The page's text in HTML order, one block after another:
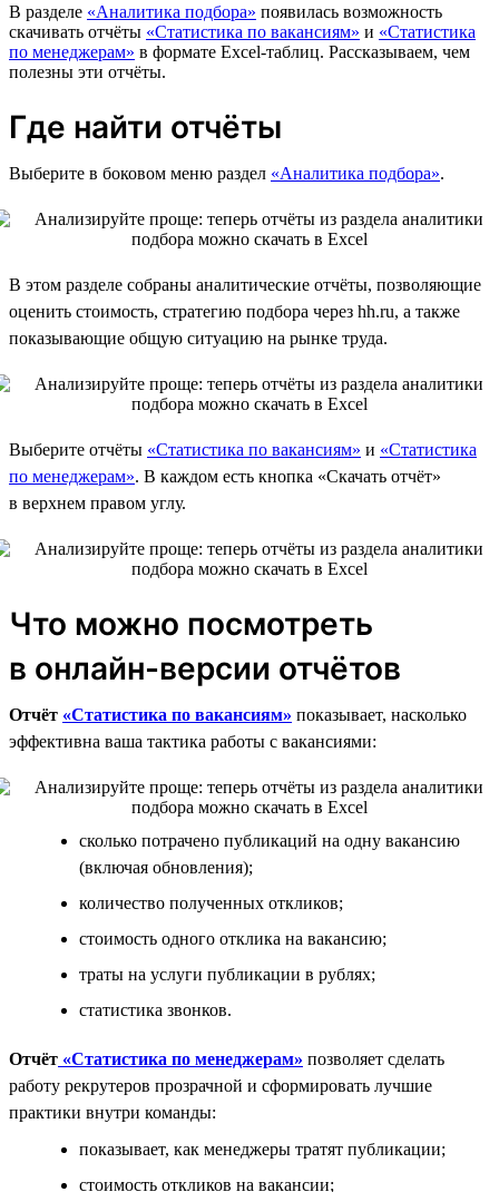
В разделе «Аналитика подбора» появилась возможность
скачивать отчёты «Статистика по вакансиям» и «Статистика
по менеджерам» в формате Excel-таблиц. Рассказываем, чем
полезны эти отчёты.
Где найти отчёты
Выберите в боковом меню раздел «Аналитика подбора».
В этом разделе собраны аналитические отчёты, позволяющие
оценить стоимость, стратегию подбора через hh.ru, а также
показывающие общую ситуацию на рынке труда.
Выберите отчёты «Статистика по вакансиям» и «Статистика
по менеджерам». В каждом есть кнопка «Скачать отчёт»
в верхнем правом углу.
Что можно посмотреть
в онлайн-версии отчётов
Отчёт «Статистика по вакансиям» показывает, насколько
эффективна ваша тактика работы с вакансиями:
сколько потрачено публикаций на одну вакансию
(включая обновления);
количество полученных откликов;
стоимость одного отклика на вакансию;
траты на услуги публикации в рублях;
статистика звонков.
Отчёт «Статистика по менеджерам» позволяет сделать
работу рекрутеров прозрачной и сформировать лучшие
практики внутри команды:
показывает, как менеджеры тратят публикации;
стоимость откликов на вакансии;